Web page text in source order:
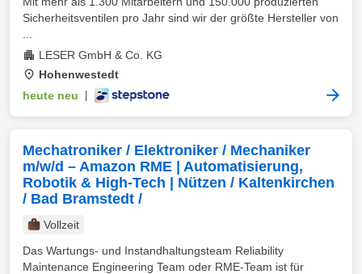
Sicherheitsventilen pro Jahr sind wir der größte Hersteller von
LESER GmbH & Co. KG
Hohenwestedt
heute neu
Mechatroniker / Elektroniker / Mechaniker
m/w/d – Amazon RME | Automatisierung,
Robotik & High-Tech | Nützen / Kaltenkirchen
/ Bad Bramstedt /
Vollzeit
Das Wartungs- und Instandhaltungsteam Reliability
Maintenance Engineering Team oder RME-Team ist für